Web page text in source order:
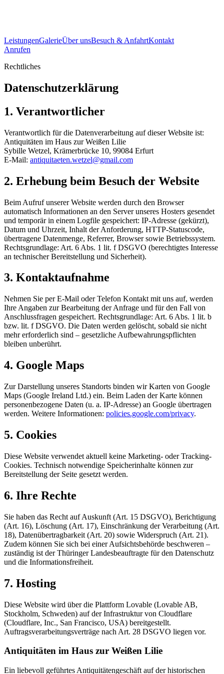
LeistungenGalerieÜber unsBesuch & AnfahrtKontakt
Anrufen
Rechtliches
Datenschutzerklärung
1. Verantwortlicher
Verantwortlich für die Datenverarbeitung auf dieser Website ist:
Antiquitäten im Haus zur Weißen Lilie
Sybille Wetzel, Krämerbrücke 10, 99084 Erfurt
E-Mail: antiquitaeten.wetzel@gmail.com
2. Erhebung beim Besuch der Website
Beim Aufruf unserer Website werden durch den Browser
automatisch Informationen an den Server unseres Hosters gesendet
und temporär in einem Logfile gespeichert: IP-Adresse (gekürzt),
Datum und Uhrzeit, Inhalt der Anforderung, HTTP-Statuscode,
übertragene Datenmenge, Referrer, Browser sowie Betriebssystem.
Rechtsgrundlage: Art. 6 Abs. 1 lit. f DSGVO (berechtigtes Interesse
an technischer Bereitstellung und Sicherheit).
3. Kontaktaufnahme
Nehmen Sie per E-Mail oder Telefon Kontakt mit uns auf, werden
Ihre Angaben zur Bearbeitung der Anfrage und für den Fall von
Anschlussfragen gespeichert. Rechtsgrundlage: Art. 6 Abs. 1 lit. b
bzw. lit. f DSGVO. Die Daten werden gelöscht, sobald sie nicht
mehr erforderlich sind – gesetzliche Aufbewahrungspflichten
bleiben unberührt.
4. Google Maps
Zur Darstellung unseres Standorts binden wir Karten von Google
Maps (Google Ireland Ltd.) ein. Beim Laden der Karte können
personenbezogene Daten (u. a. IP-Adresse) an Google übertragen
werden. Weitere Informationen: policies.google.com/privacy.
5. Cookies
Diese Website verwendet aktuell keine Marketing- oder Tracking-
Cookies. Technisch notwendige Speicherinhalte können zur
Bereitstellung der Seite gesetzt werden.
6. Ihre Rechte
Sie haben das Recht auf Auskunft (Art. 15 DSGVO), Berichtigung
(Art. 16), Löschung (Art. 17), Einschränkung der Verarbeitung (Art.
18), Datenübertragbarkeit (Art. 20) sowie Widerspruch (Art. 21).
Zudem können Sie sich bei einer Aufsichtsbehörde beschweren –
zuständig ist der Thüringer Landesbeauftragte für den Datenschutz
und die Informationsfreiheit.
7. Hosting
Diese Website wird über die Plattform Lovable (Lovable AB,
Stockholm, Schweden) auf der Infrastruktur von Cloudflare
(Cloudflare, Inc., San Francisco, USA) bereitgestellt.
Auftragsverarbeitungsverträge nach Art. 28 DSGVO liegen vor.
Antiquitäten im Haus zur Weißen Lilie
Ein liebevoll geführtes Antiquitätengeschäft auf der historischen